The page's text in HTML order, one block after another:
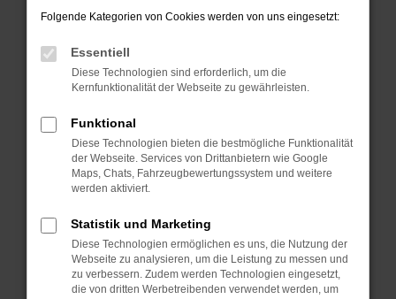
Prüfe deine Browsererweiterungen.
können das Laden bestimmter Seiten
verhindern. Funktioniert die Seite in einem
anderen Browser oder in einem privaten
Starte dein Gerät neu.
Das kann manchmal helfen, vorübergehende
Probleme zu beheben.
Betriebssystem auf dem neuesten Stand
sind.
Veraltete Software birgt nicht nur ein
Sicherheitsrisiko, sondern kann auch dazu
Folgende Kategorien von Cookies werden von uns eingesetzt:
Essentiell
Diese Technologien sind erforderlich, um die
Kernfunktionalität der Webseite zu gewährleisten.
Funktional
Diese Technologien bieten die bestmögliche Funktionalität
der Webseite. Services von Drittanbietern wie Google
Maps, Chats, Fahrzeugbewertungssystem und weitere
werden aktiviert.
Statistik und Marketing
Diese Technologien ermöglichen es uns, die Nutzung der
Webseite zu analysieren, um die Leistung zu messen und
zu verbessern. Zudem werden Technologien eingesetzt,
die von dritten Werbetreibenden verwendet werden, um